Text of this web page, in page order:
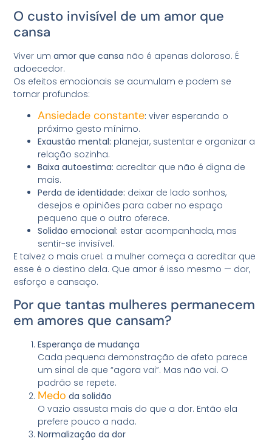
O custo invisível de um amor que
cansa
Viver umamor que cansa não é apenas doloroso. É
adoecedor.
Os efeitos emocionais se acumulam e podem se
tornar profundos:
Ansiedade constante: viver esperando o
próximo gesto mínimo.
Exaustão mental: planejar, sustentar e organizar a
relação sozinha.
Baixa autoestima: acreditar que não é digna de
mais.
Perda de identidade: deixar de lado sonhos,
desejos e opiniões para caber no espaço
pequeno que o outro oferece.
Solidão emocional: estar acompanhada, mas
sentir-se invisível.
E talvez o mais cruel: a mulher começa a acreditar que
esse é o destino dela. Que amor é isso mesmo — dor,
esforço e cansaço.
Por que tantas mulheres permanecem
em amores que cansam?
Esperança de mudança
Cada pequena demonstração de afeto parece
um sinal de que “agora vai”. Mas não vai. O
padrão se repete.
Medo da solidão
O vazio assusta mais do que a dor. Então ela
prefere pouco a nada.
Normalização da dor